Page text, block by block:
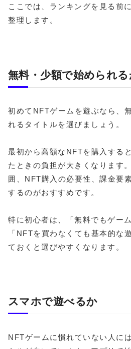
ここでは、ランキングを見る前
整理します。
無料・少額で始められ
初めてNFTゲームを遊ぶなら、
れるタイトルを選びましょう。
最初から高額なNFTを購入する
たときの負担が大きくなります
囲、NFT購入の必要性、課金要
するのがおすすめです。
特に初心者は、「無料でもゲー
「NFTを買わなくても基本的な
ておくと選びやすくなります。
スマホで遊べるか
NFTゲームに慣れていない人に